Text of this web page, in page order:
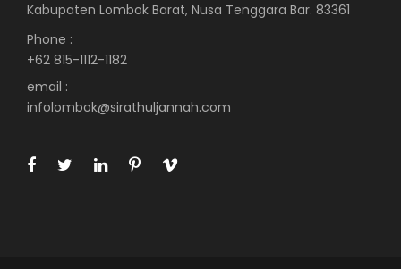
Kabupaten Lombok Barat, Nusa Tenggara Bar. 83361
Phone :
+62 815-1112-1182
email :
infolombok@sirathuljannah.com